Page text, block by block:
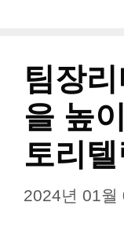
팀장
을 높
토리텔
2024년 01월